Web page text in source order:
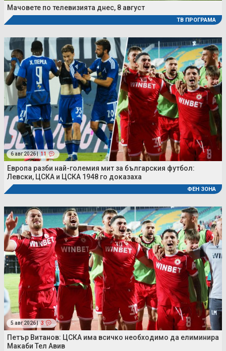
Мачовете по телевизията днес, 8 август
ТВ ПРОГРАМА
6 авг 2026 | 11
Европа разби най-големия мит за българския футбол:
Левски, ЦСКА и ЦСКА 1948 го доказаха
ФЕН ЗОНА
5 авг 2026 | 3
Петър Витанов: ЦСКА има всичко необходимо да елиминира
Макаби Тел Авив